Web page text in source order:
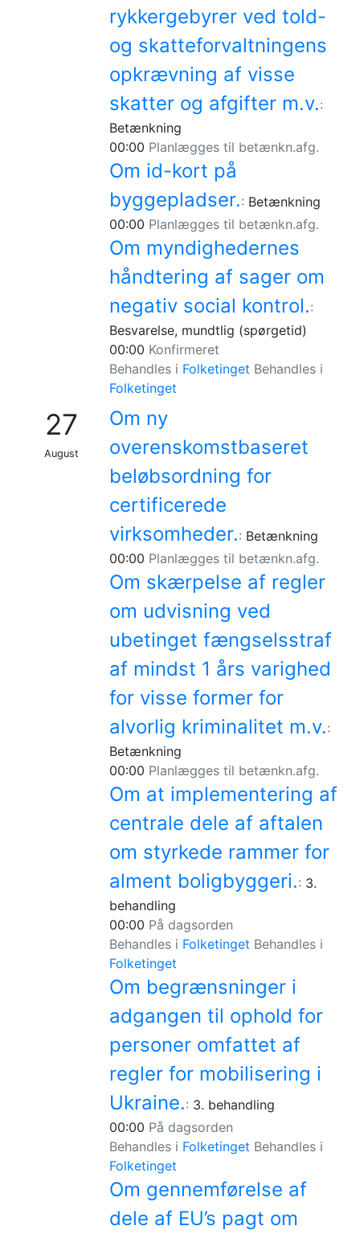
rykkergebyrer ved told-
og skatteforvaltningens
opkrævning af visse
skatter og afgifter m.v.:
Betænkning
00:00 Planlægges til betænkn.afg.
Om id-kort på
byggepladser.: Betænkning
00:00 Planlægges til betænkn.afg.
Om myndighedernes
håndtering af sager om
negativ social kontrol.:
Besvarelse, mundtlig (spørgetid)
00:00 Konfirmeret
Behandles i Folketinget Behandles i
Folketinget
27
August
Om ny
overenskomstbaseret
beløbsordning for
certificerede
virksomheder.: Betænkning
00:00 Planlægges til betænkn.afg.
Om skærpelse af regler
om udvisning ved
ubetinget fængselsstraf
af mindst 1 års varighed
for visse former for
alvorlig kriminalitet m.v.:
Betænkning
00:00 Planlægges til betænkn.afg.
Om at implementering af
centrale dele af aftalen
om styrkede rammer for
alment boligbyggeri.: 3.
behandling
00:00 På dagsorden
Behandles i Folketinget Behandles i
Folketinget
Om begrænsninger i
adgangen til ophold for
personer omfattet af
regler for mobilisering i
Ukraine.: 3. behandling
00:00 På dagsorden
Behandles i Folketinget Behandles i
Folketinget
Om gennemførelse af
dele af EU’s pagt om